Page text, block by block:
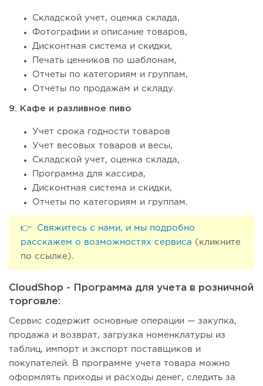
Складской учет, оценка склада,
Фотографии и описание товаров,
Дисконтная система и скидки,
Печать ценников по шаблонам,
Отчеты по категориям и группам,
Отчеты по продажам и складу.
9. Кафе и разливное пиво
Учет срока годности товаров
Учет весовых товаров и весы,
Складской учет, оценка склада,
Программа для кассира,
Дисконтная система и скидки,
Отчеты по категориям и группам.
👉 Свяжитесь с нами, и мы подробно
расскажем о возможностях сервиса (кликните
по ссылке).
CloudShop - Программа для учета в розничной
торговле:
Сервис содержит основные операции — закупка,
продажа и возврат, загрузка номенклатуры из
таблиц, импорт и экспорт поставщиков и
покупателей. В программе учета товара можно
оформлять приходы и расходы денег, следить за